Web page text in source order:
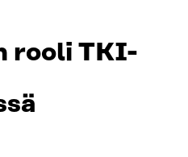
rooli TKI-